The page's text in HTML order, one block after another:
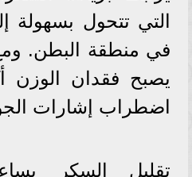
التي تتحول
في منطقة البطن.
يصبح فقدان الوزن
اضطراب إشارات
تقليل السكر